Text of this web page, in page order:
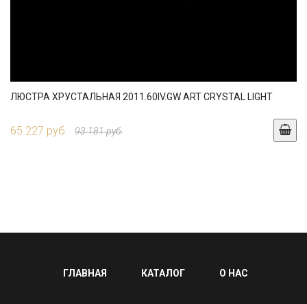
ЛЮСТРА ХРУСТАЛЬНАЯ 2011.60IV.GW ART CRYSTAL LIGHT
65 227 руб. 93 181 руб.
ГЛАВНАЯ КАТАЛОГ О НАС